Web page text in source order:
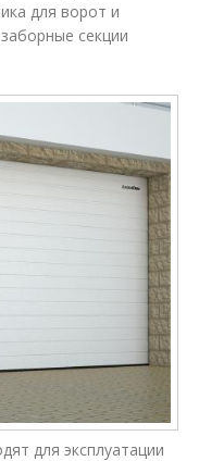
для ворот и
секции
для эксплуатации